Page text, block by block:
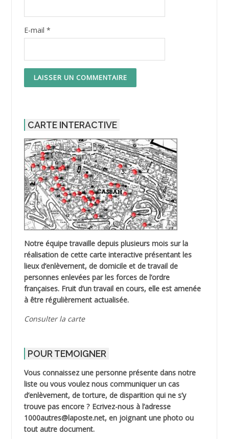
E-mail *
CARTE INTERACTIVE
Notre équipe travaille depuis plusieurs mois sur la
réalisation de cette carte interactive présentant les
lieux d’enlèvement, de domicile et de travail de
personnes enlevées par les forces de l’ordre
françaises. Fruit d’un travail en cours, elle est amenée
à être régulièrement actualisée.
Consulter la carte
POUR TEMOIGNER
Vous connaissez une personne présente dans notre
liste ou vous voulez nous communiquer un cas
d’enlèvement, de torture, de disparition qui ne s’y
trouve pas encore ? Ecrivez-nous à l’adresse
1000autres@laposte.net, en joignant une photo ou
tout autre document.